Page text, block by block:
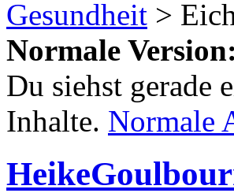
Gesundheit >
Normale Version:
Du siehst gerade
Inhalte. Normale